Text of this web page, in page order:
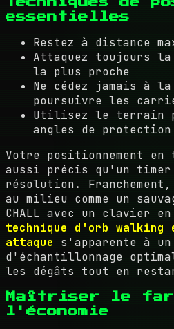
Techniques de
essentielles
Restez à distance
Attaquez toujours
la plus proche
Ne cédez jamais à
poursuivre les
Utilisez le terrain
angles de protection
Votre positionnement
aussi précis qu'un timer
résolution.
au milieu comme un
CHALL avec un clavier
technique d'orb walking
attaque s'apparente à un
d'échantillonnage
les dégâts tout en
Maîtriser le
l'économie